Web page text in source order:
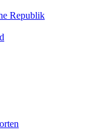
Republik